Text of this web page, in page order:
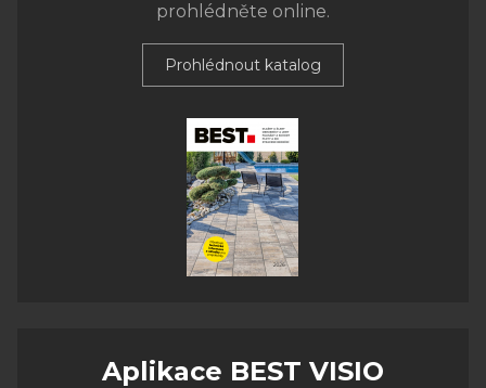
prohlédněte online.
Prohlédnout katalog
Aplikace BEST VISIO